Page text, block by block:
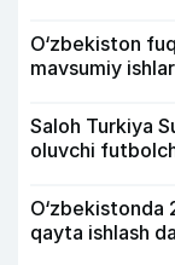
O‘zbekiston
mavsumiy
Saloh Turkiya
oluvchi
qayta ishlash